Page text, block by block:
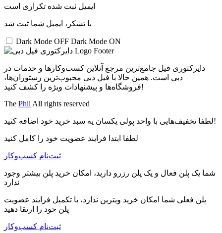
ایمیل ثبت شده تکراری است
با تشکر، ایمیل شما ثبت شد
Dark Mode OFF Dark Mode ON
دایرکتوری فیل جامع‌ترین مرجع آنلاین کسب‌وکارها و خدمات در
دبی است. همین حالا با فیل دبی محبوب‌ترین رستوران‌ها،
فروشگاه‌ها و پیشنهادات ویژه را کشف کنید!
The Phil All rights reserved
لطفا تخفیف‌هایی با واحد پولی یکسان یه سبد خرید خود اضافه کنید!
لطفا ابتدا فرایند عضویت خود را کامل کنید
ثبت‌نام کسب‌و‌کار
شما یک پلن فعال و یک پلن رزرو دارید، امکان خرید پلن بیشتر وجود
ندارد
پلن فعلی شما امکان خرید ویترین ندارد، با تکمیل فرایند عضویت
پلن خود را ارتقا دهید
ثبت‌نام کسب‌و‌کار